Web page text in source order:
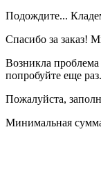
Подождите...
Спасибо за заказ!
Возникла проблема
попробуйте еще раз.
Пожалуйста,
Минимальная